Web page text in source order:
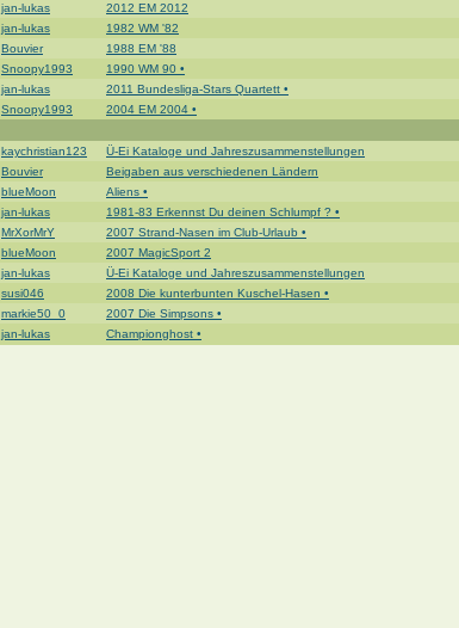
jan-lukas 2012 EM 2012
jan-lukas 1982 WM '82
Bouvier 1988 EM '88
Snoopy1993 1990 WM 90 •
jan-lukas 2011 Bundesliga-Stars Quartett •
Snoopy1993 2004 EM 2004 •
kaychristian123 Ü-Ei Kataloge und Jahreszusammenstellungen
Bouvier Beigaben aus verschiedenen Ländern
blueMoon Aliens •
jan-lukas 1981-83 Erkennst Du deinen Schlumpf ? •
MrXorMrY 2007 Strand-Nasen im Club-Urlaub •
blueMoon 2007 MagicSport 2
jan-lukas Ü-Ei Kataloge und Jahreszusammenstellungen
susi046 2008 Die kunterbunten Kuschel-Hasen •
markie50_0 2007 Die Simpsons •
jan-lukas Championghost •